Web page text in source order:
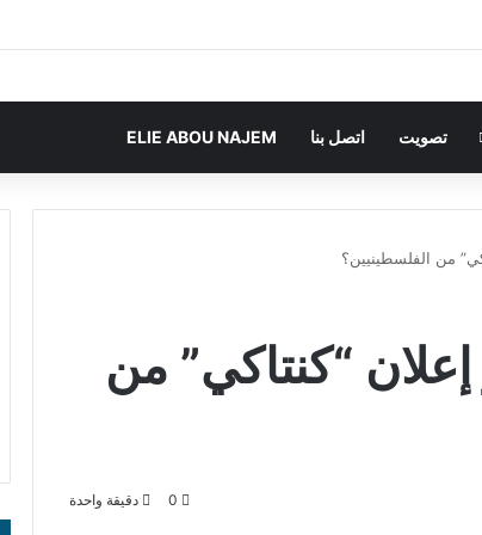
تصويت اتصل بنا ELIE ABOU NAJEM
من الفلسطينيين؟
“كنتاكي” من
0 دقيقة واحدة